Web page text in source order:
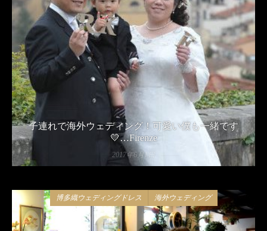
子連れで海外ウェディング！可愛い僕も一緒です
💛…Firenze
2017年6月1日
博多織ウェディングドレス 海外ウェディング